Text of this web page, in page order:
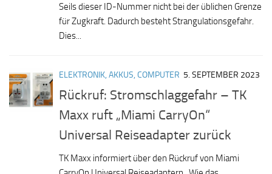
Seils dieser ID-Nummer nicht bei der üblichen Grenze
für Zugkraft. Dadurch besteht Strangulationsgefahr.
Dies...
ELEKTRONIK, AKKUS, COMPUTER 5. SEPTEMBER 2023
Rückruf: Stromschlaggefahr – TK
Maxx ruft „Miami CarryOn“
Universal Reiseadapter zurück
TK Maxx informiert über den Rückruf von Miami